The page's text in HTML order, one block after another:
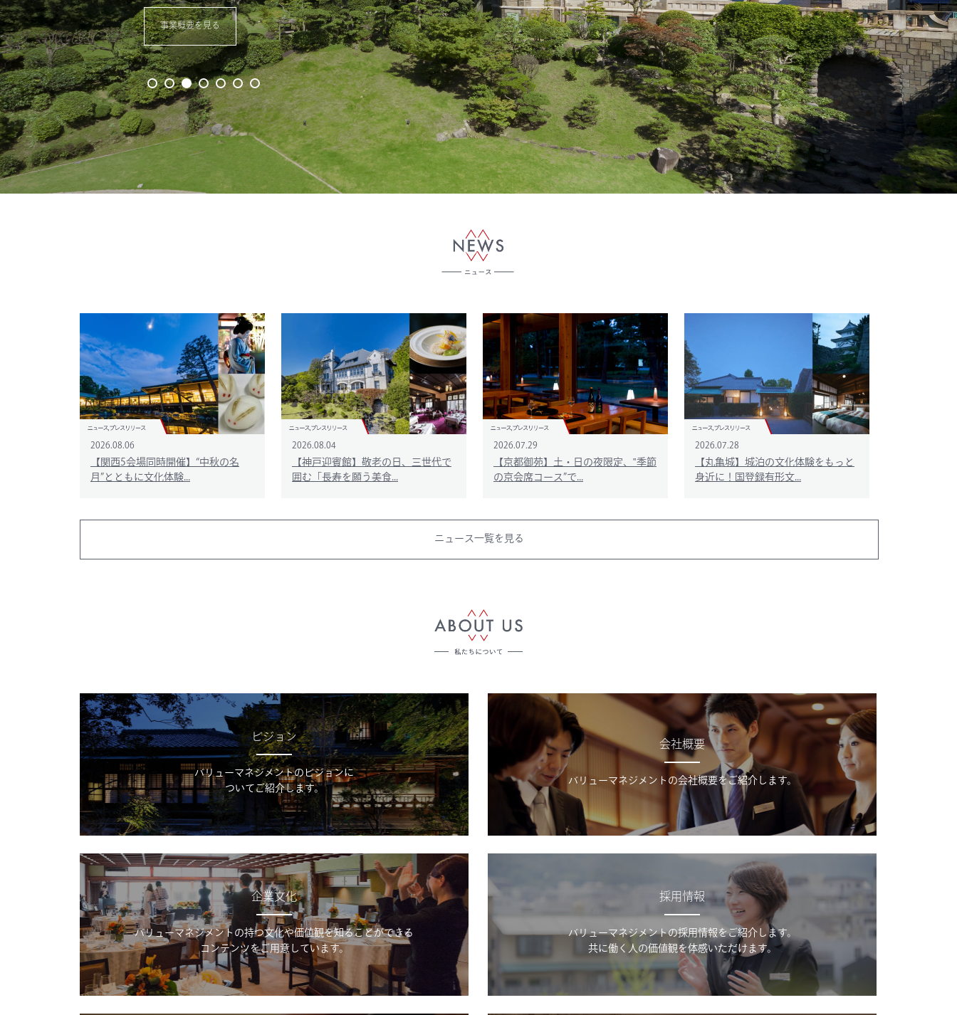
2026.08.06
【関西5会場同時開催】“中秋の名
月”とともに文化体験...
2026.08.04
【神戸迎賓館】敬老の日、三世代で
囲む「長寿を願う美食...
2026.07.29
【京都御苑】土・日の夜限定、‟季節
の京会席コース”で...
2026.07.28
【丸亀城】城泊の文化体験をもっと
身近に！国登録有形文...
ニュース一覧を見る
ビジョン
バリューマネジメントのビジョンに
ついてご紹介します。
会社概要
バリューマネジメントの会社概要をご紹介します。
企業文化
バリューマネジメントの持つ文化や価値観を知ることができる
コンテンツをご用意しています。
採用情報
バリューマネジメントの採用情報をご紹介します。
共に働く人の価値観を体感いただけます。